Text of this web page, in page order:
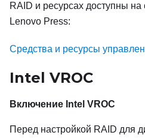
RAID и ресурсах доступны
Lenovo Press:
Средства и ресурсы
Intel VROC
Включение Intel VROC
Перед настройкой RAID для